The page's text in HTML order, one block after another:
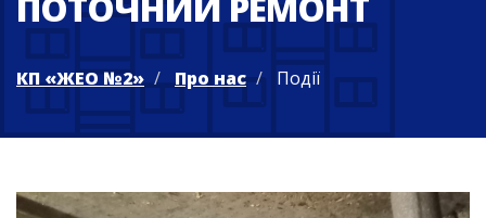
КП «ЖЕО №2» Про нас Події